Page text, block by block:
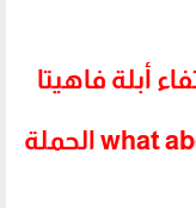
أبلة فاهيتا
سألنا شيماء عبد المنعم: what about الحملة